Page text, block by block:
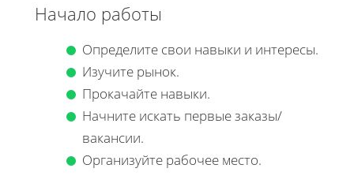
Начало работы
Определите свои навыки и интересы.
Изучите рынок.
Прокачайте навыки.
Начните искать первые заказы/
вакансии.
Организуйте рабочее место.